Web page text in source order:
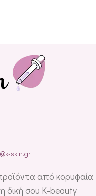
skin.gr
από κορυφαία
δική σου K-beauty